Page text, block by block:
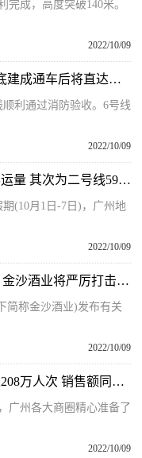
完成，高度突破140米。
2022/10/09
深圳地铁6号线支线全长6.13公里 年底建成通车后将直达深莞边界
利通过消防验收。6号线
2022/10/09
广州地铁三号线稳居单条线路最高客运量 其次为二号线593.7万人次
(10月1日-7日)，广州地
2022/10/09
“金沙双回沙酒”非金沙酒业生产销售 金沙酒业将严厉打击侵权仿冒行为
简称金沙酒业)发布有关
2022/10/09
国庆长假番禺万博商圈整体客流量达208万人次 销售额同比增29%
广州各大商圈精心准备了
2022/10/09